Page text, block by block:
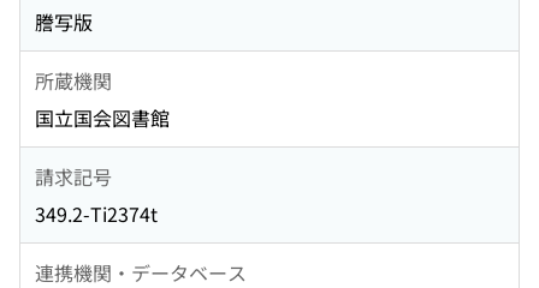
謄写版
所蔵機関
国立国会図書館
請求記号
349.2-Ti2374t
連携機関・データベース